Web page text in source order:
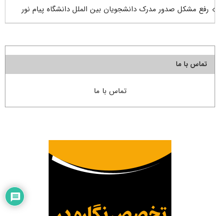
رفع مشکل صدور مدرک دانشجویان بین الملل دانشگاه پیام نور
تماس با ما
تماس با ما